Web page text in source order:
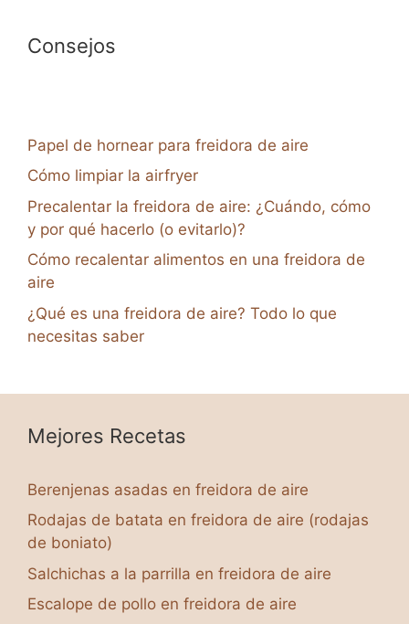
Consejos
Papel de hornear para freidora de aire
Cómo limpiar la airfryer
Precalentar la freidora de aire: ¿Cuándo, cómo
y por qué hacerlo (o evitarlo)?
Cómo recalentar alimentos en una freidora de
aire
¿Qué es una freidora de aire? Todo lo que
necesitas saber
Mejores Recetas
Berenjenas asadas en freidora de aire
Rodajas de batata en freidora de aire (rodajas
de boniato)
Salchichas a la parrilla en freidora de aire
Escalope de pollo en freidora de aire